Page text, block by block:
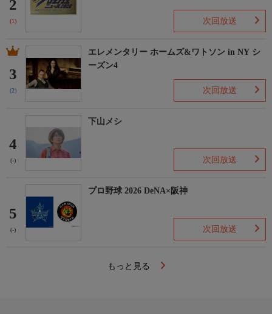
2
(1) 次回放送
3
(2)
エレメンタリー ホームズ&ワトソン in NY シ
ーズン4
次回放送
4
(-)
下山メシ
次回放送
5
(-)
プロ野球 2026 DeNA×阪神
次回放送
もっと見る